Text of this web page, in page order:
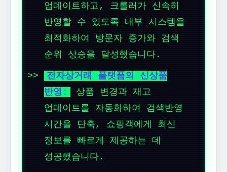
업데이트하고, 크롤러가 신속히
반영할 수 있도록 내부 시스템을
최적화하여 방문자 증가와 검색
순위 상승을 달성했습니다.
전자상거래 플랫폼의 신상품
반영:
상품 변경과 재고
업데이트를 자동화하여 검색반영
시간을 단축, 쇼핑객에게 최신
정보를 빠르게 제공하는 데
성공했습니다.